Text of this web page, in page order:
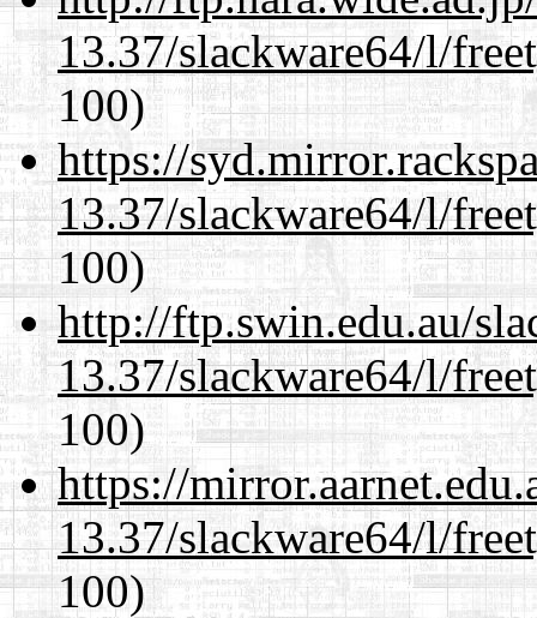
13.37/slackware64/l/
100)
https://
13.37/slackware64/l/
100)
http://ftp.swin.edu.au/
13.37/slackware64/l/
100)
https://
13.37/slackware64/l/
100)